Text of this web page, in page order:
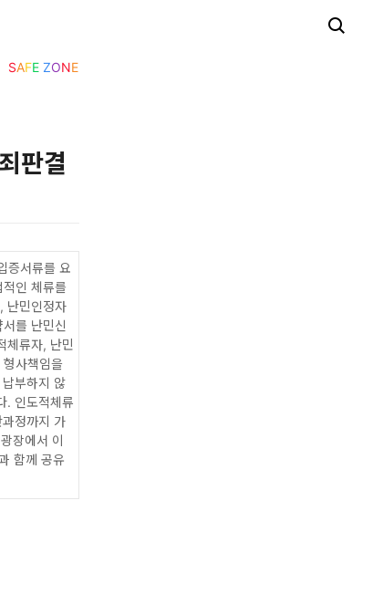
SAFE ZONE
판결
증서류를 요
인 체류를
난민인정자
를 난민신
체류자, 난민
사책임을
부하지 않
. 인도적체류
정까지 가
장에서 이
함께 공유